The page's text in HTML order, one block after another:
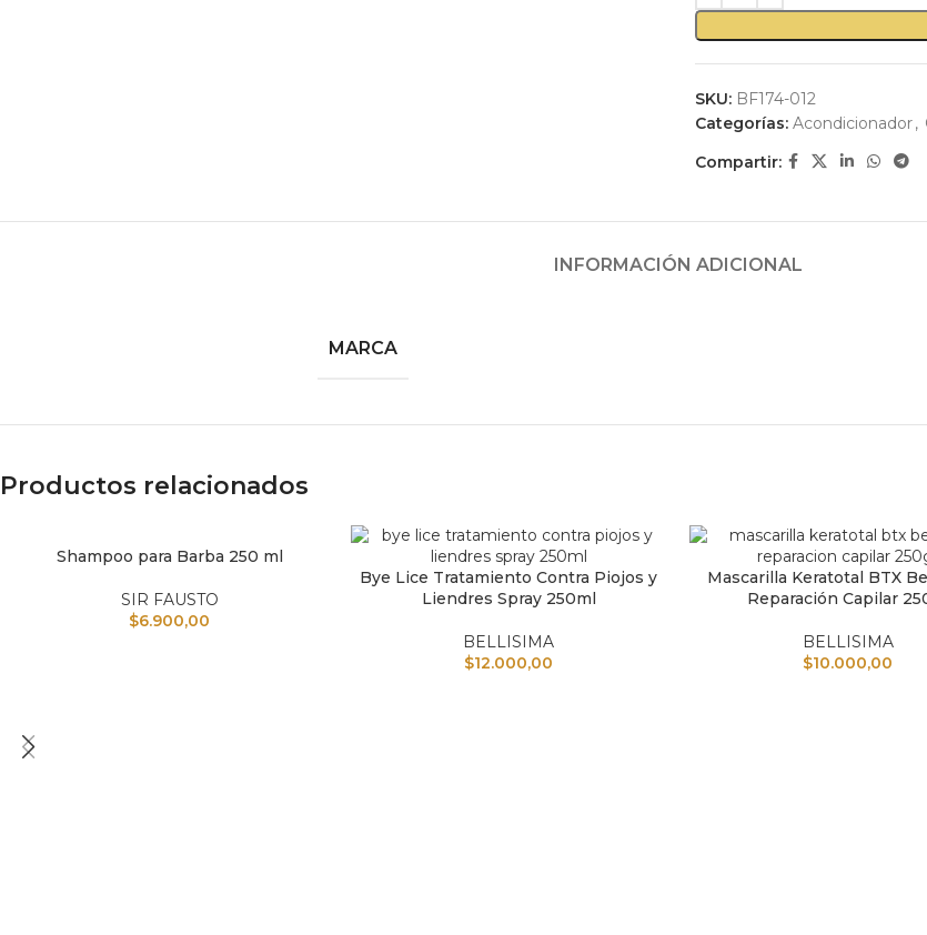
SKU: BF174-012
Categorías: Acondicionador,
Compartir:
INFORMACIÓN ADICIONAL
MARCA
Productos relacionados
AÑADIR AL CARRITO
Shampoo para Barba 250 ml
SIR FAUSTO
$6.900,00
AÑADIR AL CARRITO
Bye Lice Tratamiento Contra Piojos y
Liendres Spray 250ml
BELLISIMA
$12.000,00
AÑADIR AL CARRITO
Mascarilla Keratotal BTX
Reparación Capilar
BELLISIMA
$10.000,00